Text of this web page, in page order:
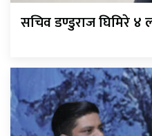
सचिव डण्डुराज घिमिरे ४